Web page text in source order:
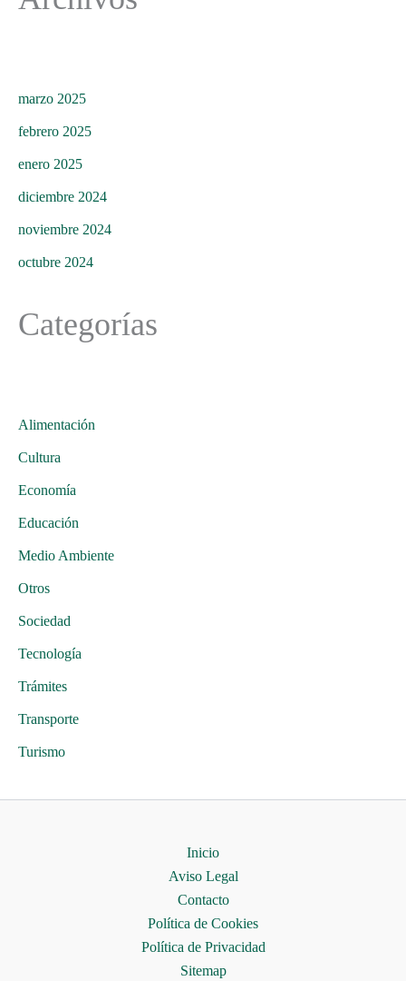
marzo 2025
febrero 2025
enero 2025
diciembre 2024
noviembre 2024
octubre 2024
Categorías
Alimentación
Cultura
Economía
Educación
Medio Ambiente
Otros
Sociedad
Tecnología
Trámites
Transporte
Turismo
Inicio
Aviso Legal
Contacto
Política de Cookies
Política de Privacidad
Sitemap